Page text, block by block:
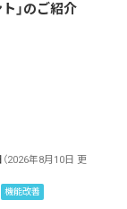
」のご紹介
（2026年8月10日 更
機能改善